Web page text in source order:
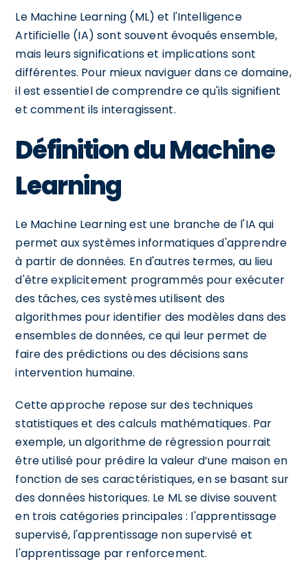
Le Machine Learning (ML) et l'Intelligence
Artificielle (IA) sont souvent évoqués ensemble,
mais leurs significations et implications sont
différentes. Pour mieux naviguer dans ce domaine,
il est essentiel de comprendre ce qu'ils signifient
et comment ils interagissent.
Définition du Machine
Learning
Le Machine Learning est une branche de l'IA qui
permet aux systèmes informatiques d'apprendre
à partir de données. En d'autres termes, au lieu
d'être explicitement programmés pour exécuter
des tâches, ces systèmes utilisent des
algorithmes pour identifier des modèles dans des
ensembles de données, ce qui leur permet de
faire des prédictions ou des décisions sans
intervention humaine.
Cette approche repose sur des techniques
statistiques et des calculs mathématiques. Par
exemple, un algorithme de régression pourrait
être utilisé pour prédire la valeur d’une maison en
fonction de ses caractéristiques, en se basant sur
des données historiques. Le ML se divise souvent
en trois catégories principales : l'apprentissage
supervisé, l'apprentissage non supervisé et
l'apprentissage par renforcement.